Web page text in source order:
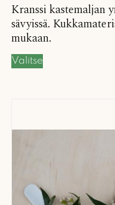
Kranssi kastemaljan
sävyissä.
mukaan.
Valitse